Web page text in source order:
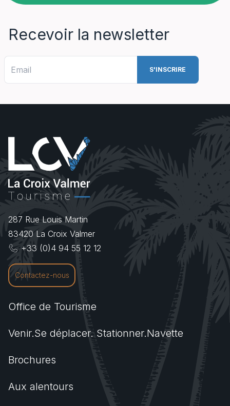
Recevoir la newsletter
287 Rue Louis Martin
83420 La Croix Valmer
+33 (0)4 94 55 12 12
Contactez-nous
Office de Tourisme
Venir.Se déplacer. Stationner.Navette
Brochures
Aux alentours